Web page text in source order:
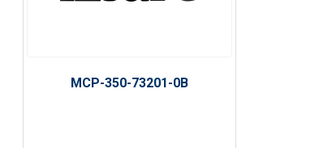
MCP-350-73201-0B